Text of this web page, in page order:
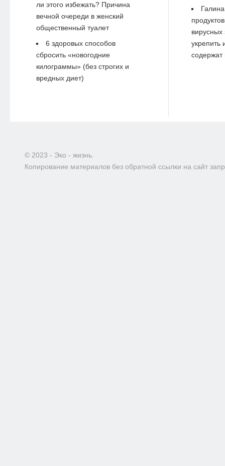
ли этого избежать? Причина
вечной очереди в женский
общественный туалет
6 здоровых способов
сбросить «новогодние
килограммы» (без строгих и
вредных диет)
Галина
вирусных
укрепить
содержат
© 2023 - Эко - жизнь.
Копирование материалов без обратной ссылки на сайт